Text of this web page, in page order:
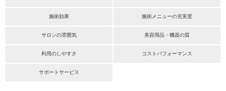
施術効果 施術メニューの充実度
サロンの雰囲気 美容用品・機器の質
利用のしやすさ コストパフォーマンス
サポートサービス